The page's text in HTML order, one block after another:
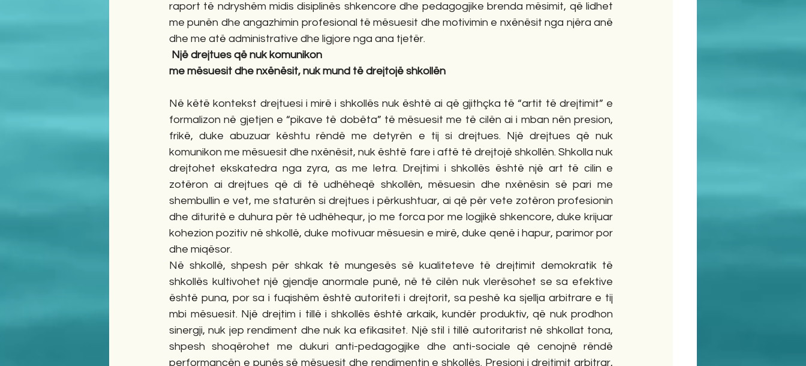
raport të ndryshëm midis disiplinës shkencore dhe pedagogjike brenda mësimit, që lidhet
me punën dhe angazhimin profesional të mësuesit dhe motivimin e nxënësit nga njëra anë
dhe me atë administrative dhe ligjore nga ana tjetër.
Një drejtues që nuk komunikon
me mësuesit dhe nxënësit, nuk mund të drejtojë shkollën
Në këtë kontekst drejtuesi i mirë i shkollës nuk është ai që gjithçka të “artit të drejtimit” e
formalizon në gjetjen e “pikave të dobëta” të mësuesit me të cilën ai i mban nën presion,
frikë, duke abuzuar kështu rëndë me detyrën e tij si drejtues. Një drejtues që nuk
komunikon me mësuesit dhe nxënësit, nuk është fare i aftë të drejtojë shkollën. Shkolla nuk
drejtohet ekskatedra nga zyra, as me letra. Drejtimi i shkollës është një art të cilin e
zotëron ai drejtues që di të udhëheqë shkollën, mësuesin dhe nxënësin së pari me
shembullin e vet, me staturën si drejtues i përkushtuar, ai që për vete zotëron profesionin
dhe dituritë e duhura për të udhëhequr, jo me forca por me logjikë shkencore, duke krijuar
kohezion pozitiv në shkollë, duke motivuar mësuesin e mirë, duke qenë i hapur, parimor por
dhe miqësor.
Në shkollë, shpesh për shkak të mungesës së kualiteteve të drejtimit demokratik të
shkollës kultivohet një gjendje anormale punë, në të cilën nuk vlerësohet se sa efektive
është puna, por sa i fuqishëm është autoriteti i drejtorit, sa peshë ka sjellja arbitrare e tij
mbi mësuesit. Një drejtim i tillë i shkollës është arkaik, kundër produktiv, që nuk prodhon
sinergji, nuk jep rendiment dhe nuk ka efikasitet. Një stil i tillë autoritarist në shkollat tona,
shpesh shoqërohet me dukuri anti-pedagogjike dhe anti-sociale që cenojnë rëndë
performancën e punës së mësuesit dhe rendimentin e shkollës. Presioni i drejtimit arbitrar,